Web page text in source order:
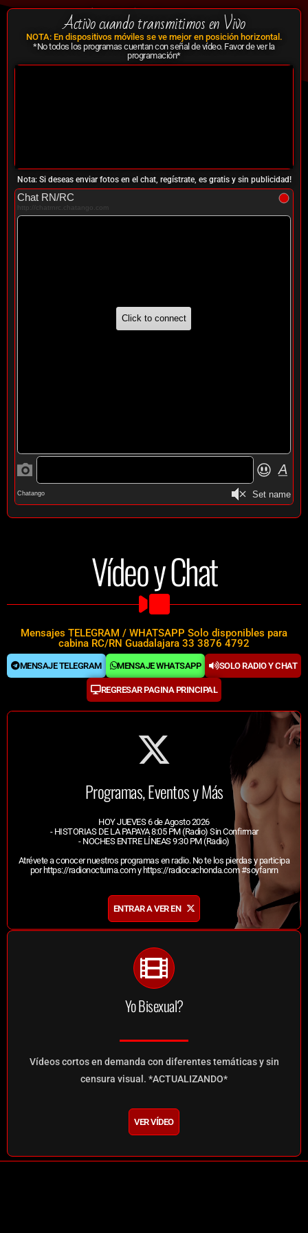
RadioCachonda.com
Atrevidamente con mucho que decir...
Activo cuando transmitimos en Vivo
NOTA: En dispositivos móviles se ve mejor en posición horizontal.
*No todos los programas cuentan con señal de vídeo. Favor de ver la
programación*
Nota: Si deseas enviar fotos en el chat, regístrate, es gratis y sin publicidad!
Vídeo y Chat
Mensajes TELEGRAM / WHATSAPP Solo disponibles para
cabina RC/RN Guadalajara 33 3876 4792
MENSAJE TELEGRAM MENSAJE WHATSAPP SOLO RADIO Y CHAT
REGRESAR PAGINA PRINCIPAL
Programas, Eventos y Más
HOY JUEVES 6 de Agosto 2026
- HISTORIAS DE LA PAPAYA 8:05 PM (Radio) Sin Confirmar
- NOCHES ENTRE LÍNEAS 9:30 PM (Radio)
Atrévete a conocer nuestros programas en radio. No te los pierdas y participa
por https://radionocturna.comy https://radiocachonda.com#soyfanrn
ENTRAR A VER EN
Yo Bisexual?
Vídeos cortos en demanda con diferentes temáticas y sin
censura visual. *ACTUALIZANDO*
VER VÍDEO